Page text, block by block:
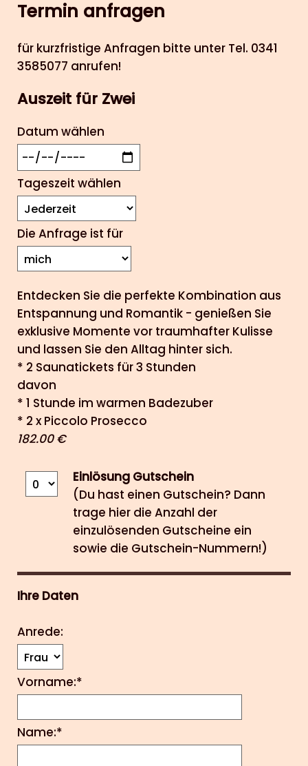
Termin anfragen
für kurzfristige Anfragen bitte unter Tel. 0341
3585077 anrufen!
Auszeit für Zwei
Datum wählen
Tageszeit wählen
Die Anfrage ist für
Entdecken Sie die perfekte Kombination aus
Entspannung und Romantik - genießen Sie
exklusive Momente vor traumhafter Kulisse
und lassen Sie den Alltag hinter sich.
* 2 Saunatickets für 3 Stunden
davon
* 1 Stunde im warmen Badezuber
* 2 x Piccolo Prosecco
182.00 €
Einlösung Gutschein
(Du hast einen Gutschein? Dann
trage hier die Anzahl der
einzulösenden Gutscheine ein
sowie die Gutschein-Nummern!)
Ihre Daten
Anrede:
Vorname:*
Name:*